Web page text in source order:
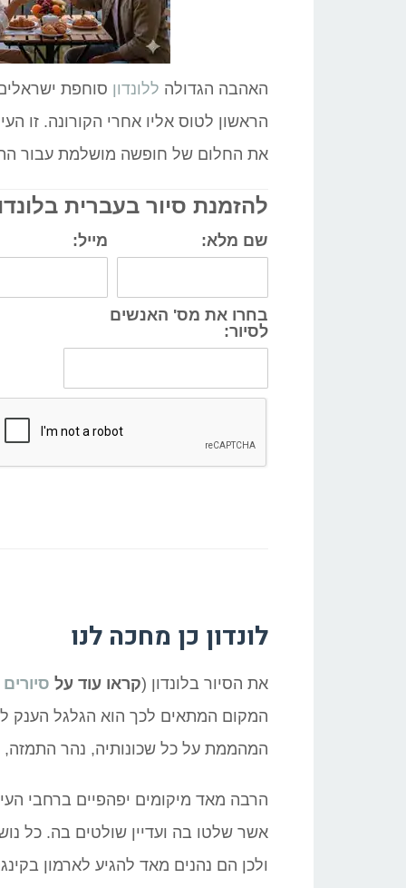
האהבה הגדולה ללונדון סוחפת
הראשון לטוס אליו אחרי הקורונה. זו
את החלום של חופשה מושלמת עבור
להזמנת סיור בעברית
שם מלא: מייל:
בחרו את מס' האנשים
לסיור:
לונדון כן מחכה לנו
את הסיור בלונדון (קראו עוד על
המקום המתאים לכך הוא הגלגל הענק
המהממת על כל שכונותיה, נהר התמזה,
הרבה מאד מיקומים יפהפיים ברחבי
אשר שלטו בה ועדיין שולטים בה. כל
ולכן הם נהנים מאד להגיע לארמון